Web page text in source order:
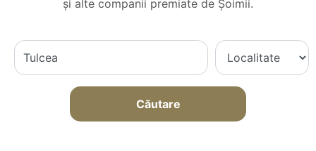
și alte companii premiate de Șoimii.
Căutare